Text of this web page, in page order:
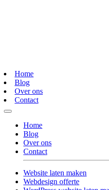
Home
Blog
Over ons
Contact
Home
Blog
Over ons
Contact
Website laten maken
Webdesign offerte